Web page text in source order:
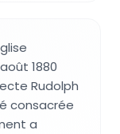
1880
Rudolph
consacrée
a